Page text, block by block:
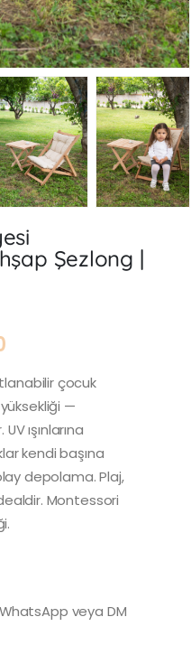
Şezlong |
çocuk
—
ışınlarına
kendi başına
depolama. Plaj,
Montessori
veya DM